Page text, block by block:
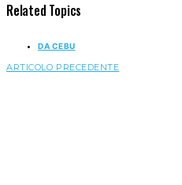
Related Topics
DA CEBU
ARTICOLO PRECEDENTE